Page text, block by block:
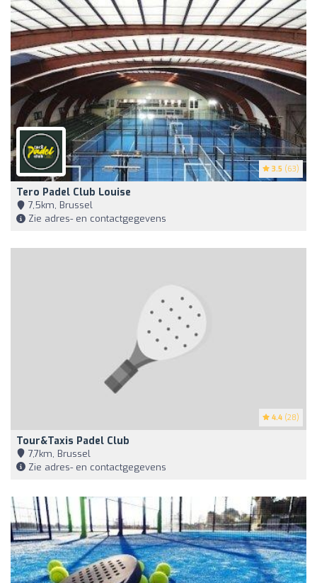
3.5 (63)
Tero Padel Club Louise
7,5km, Brussel
Zie adres- en contactgegevens
4.4 (28)
Tour&Taxis Padel Club
7,7km, Brussel
Zie adres- en contactgegevens